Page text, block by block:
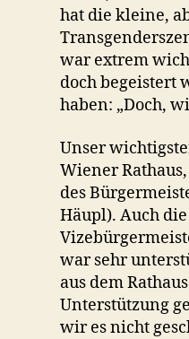
hat die kleine,
war extrem
doch begeistert
haben: „Doch,
Unser
Wiener
des
Häupl). Auch
war sehr
aus dem
Unterstützung
wir es nicht